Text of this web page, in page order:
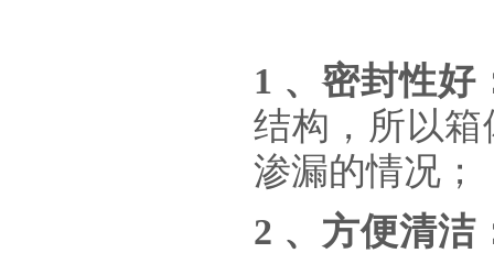
1 、密封性好
结构，所以
渗漏的情况；
2 、方便清洁